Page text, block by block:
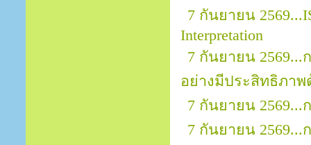
7 กันยายน
Interpretation
7 กันยายน
อย่างมีประสิทธิภาพ
7 กันยายน 2569...
7 กันยายน 2569...